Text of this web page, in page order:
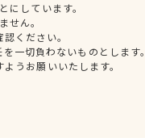
しています。
せん。
ください。
一切負わないものとします。
うお願いいたします。